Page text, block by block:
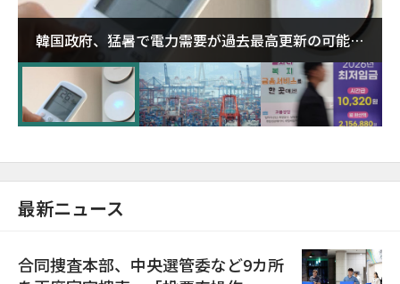
韓国政府、猛暑で電力需要が過去最高更新の可能性
に需給対応体制を点検
最新ニュース
合同捜査本部、中央選管委など9カ所